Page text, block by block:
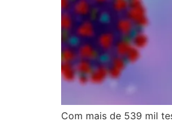
Com mais de 539 mil